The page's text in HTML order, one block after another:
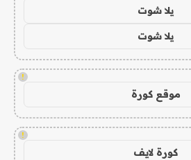
يلا شوت
يلا شوت
!
موقع كورة
!
كورة لايف